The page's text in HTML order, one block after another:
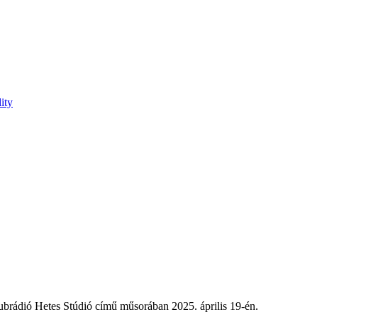
Hetes Stúdió című műsorában 2025. április 19-én.